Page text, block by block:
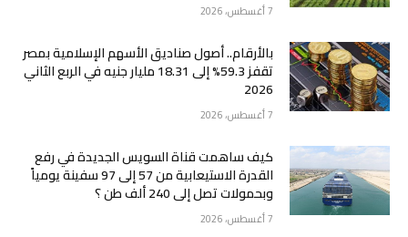
7 أغسطس، 2026
بالأرقام.. أصول صناديق الأسهم الإسلامية بمصر
تقفز 59.3% إلى 18.31 مليار جنيه في الربع الثاني
2026
7 أغسطس، 2026
كيف ساهمت قناة السويس الجديدة في رفع
القدرة الاستيعابية من 57 إلى 97 سفينة يومياً
وبحمولات تصل إلى 240 ألف طن ؟
7 أغسطس، 2026